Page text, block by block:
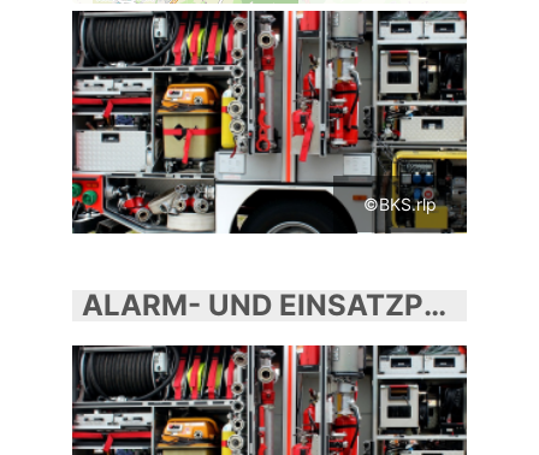
©BKS.rlp
ALARM- UND EINSATZPLANUNG